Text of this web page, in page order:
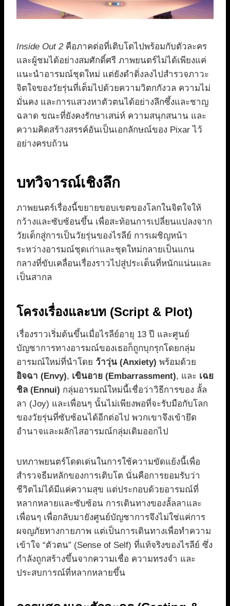
Inside Out 2คือภาคต่อที่เติบโตไปพร้อมกับตัวละคร
และผู้ชมได้อย่างสมศักดิ์ศรี ภาพยนตร์ไม่ได้เพียงแค่
แนะนำอารมณ์ชุดใหม่ แต่ยังดำดิ่งลงไปสำรวจภาวะ
จิตใจของวัยรุ่นที่เต็มไปด้วยความวิตกกังวล ความไม่
มั่นคง และการแสวงหาตัวตนได้อย่างลึกซึ้งและชาญ
ฉลาด ขณะที่ยังคงรักษาเสน่ห์ ความสนุกสนาน และ
ความคิดสร้างสรรค์อันเป็นเอกลักษณ์ของ Pixar ไว้
อย่างครบถ้วน
บทวิจารณ์เชิงลึก
ภาพยนตร์เรื่องนี้ขยายขอบเขตของโลกในจิตใจให้
กว้างและซับซ้อนขึ้น เพื่อสะท้อนการเปลี่ยนแปลงจาก
วัยเด็กสู่การเป็นวัยรุ่นของไรลีย์ การเผชิญหน้า
ระหว่างอารมณ์ชุดเก่าและชุดใหม่กลายเป็นแกน
กลางที่ขับเคลื่อนเรื่องราวไปสู่ประเด็นที่หนักแน่นและ
เป็นสากล
โครงเรื่องและบท (Script & Plot)
เรื่องราวเริ่มต้นขึ้นเมื่อไรลีย์อายุ 13 ปี และศูนย์
บัญชาการทางอารมณ์ของเธอก็ถูกบุกรุกโดยกลุ่ม
อารมณ์ใหม่ที่นำโดย ว้าวุ่น (Anxiety) พร้อมด้วย
อิจฉา (Envy), เขินอาย (Embarrassment), และ เฉย
ชิล (Ennui) กลุ่มอารมณ์ใหม่นี้เชื่อว่าวิธีการของ ลั้ล
ลา (Joy) และเพื่อนๆ นั้นไม่เพียงพอที่จะรับมือกับโลก
ของวัยรุ่นที่ซับซ้อนได้อีกต่อไป พวกเขาจึงเข้ายึด
อำนาจและผลักไสอารมณ์กลุ่มเดิมออกไป
บทภาพยนตร์โดดเด่นในการใช้ความขัดแย้งนี้เพื่อ
สำรวจธีมหลักของการเติบโต นั่นคือการยอมรับว่า
ชีวิตไม่ได้มีแค่ความสุข แต่ประกอบด้วยอารมณ์ที่
หลากหลายและซับซ้อน การเดินทางของลั้ลลาและ
เพื่อนๆ เพื่อกลับมายังศูนย์บัญชาการจึงไม่ใช่แค่การ
ผจญภัยทางกายภาพ แต่เป็นการเดินทางเพื่อทำความ
เข้าใจ “ตัวตน” (Sense of Self) ที่แท้จริงของไรลีย์ ซึ่ง
กำลังถูกสร้างขึ้นจากความเชื่อ ความทรงจำ และ
ประสบการณ์ที่หลากหลายขึ้น